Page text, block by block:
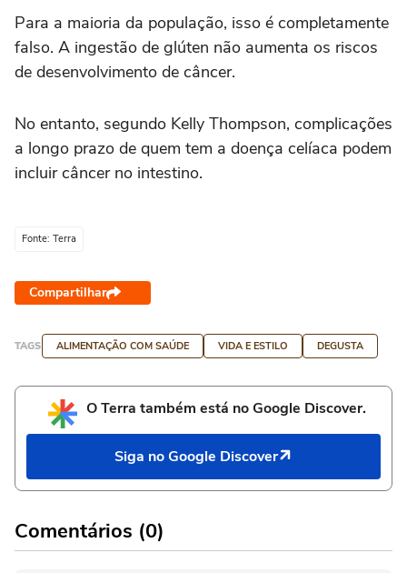
Para a maioria da população, isso é completamente
falso. A ingestão de glúten não aumenta os riscos
de desenvolvimento de câncer.
No entanto, segundo Kelly Thompson, complicações
a longo prazo de quem tem a doença celíaca podem
incluir câncer no intestino.
Fonte: Terra
Compartilhar
TAGS ALIMENTAÇÃO COM SAÚDE VIDA E ESTILO DEGUSTA
O Terra também está no Google Discover.
Siga no Google Discover
Comentários (0)